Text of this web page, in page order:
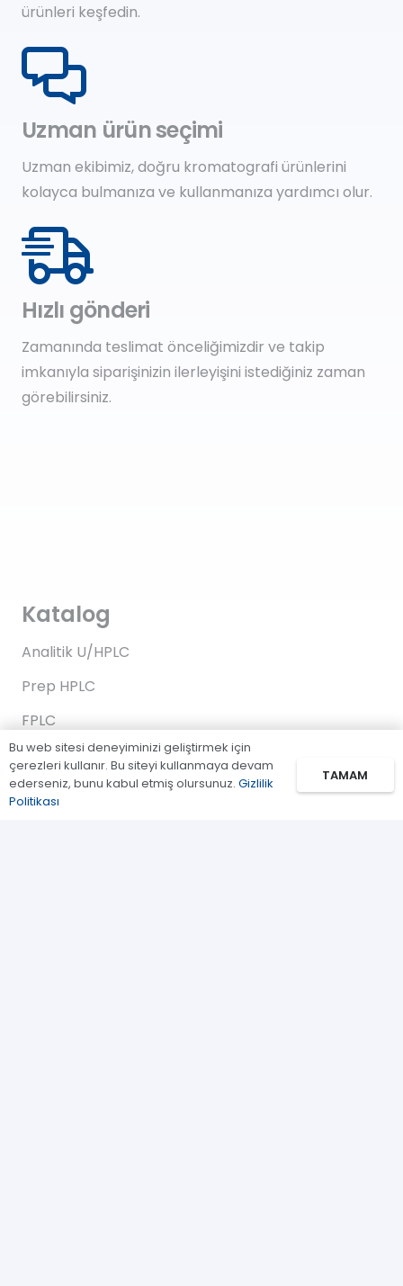
ürünleri keşfedin.
Uzman ürün seçimi
Uzman ekibimiz, doğru kromatografi ürünlerini
kolayca bulmanıza ve kullanmanıza yardımcı olur.
Hızlı gönderi
Zamanında teslimat önceliğimizdir ve takip
imkanıyla siparişinizin ilerleyişini istediğiniz zaman
görebilirsiniz.
Katalog
Analitik U/HPLC
Prep HPLC
FPLC
Gaz Kromatografi
Standartlar/Reaktifler
Bu web sitesi deneyiminizi geliştirmek için
çerezleri kullanır. Bu siteyi kullanmaya devam
ederseniz, bunu kabul etmiş olursunuz. Gizlilik
Politikası
TAMAM